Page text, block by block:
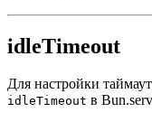
idleTimeout
Для настройки
idleTimeout в